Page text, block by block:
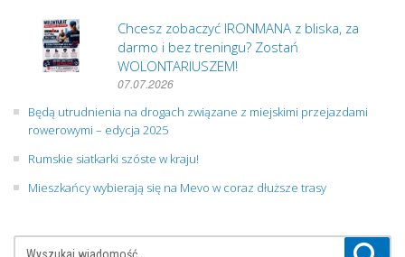
Chcesz zobaczyć IRONMANA z bliska, za
darmo i bez treningu? Zostań
WOLONTARIUSZEM!
07.07.2026
Będą utrudnienia na drogach związane z miejskimi przejazdami
rowerowymi – edycja 2025
Rumskie siatkarki szóste w kraju!
Mieszkańcy wybierają się na Mevo w coraz dłuższe trasy